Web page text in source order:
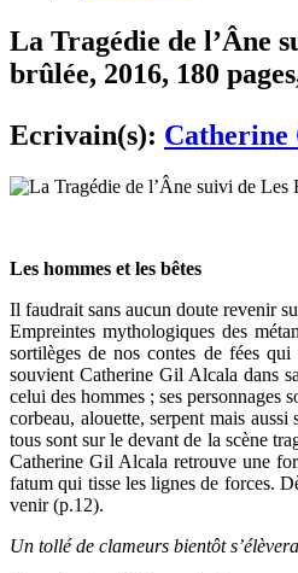
La Tragédie de l’Âne
brûlée, 2016, 180
Ecrivain(s):
Les hommes et les bêtes
Il faudrait sans aucun doute revenir
Empreintes mythologiques des
sortilèges de nos contes de fées
souvient Catherine Gil Alcala dans
celui des hommes ; ses personnages
corbeau, alouette, serpent mais
tous sont sur le devant de la scène
Catherine Gil Alcala retrouve une
fatum qui tisse les lignes de forces.
venir (p.12).
Un tollé de clameurs bientôt